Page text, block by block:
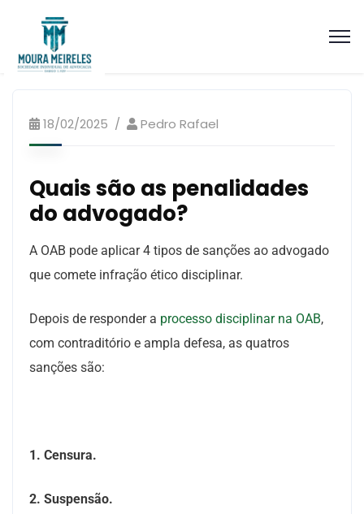
18/02/2025 Pedro Rafael
Quais são as penalidades
do advogado?
A OAB pode aplicar 4 tipos de sanções ao advogado
que comete infração ético disciplinar.
Depois de responder a processo disciplinar na OAB,
com contraditório e ampla defesa, as quatros
sanções são:
1. Censura.
2. Suspensão.